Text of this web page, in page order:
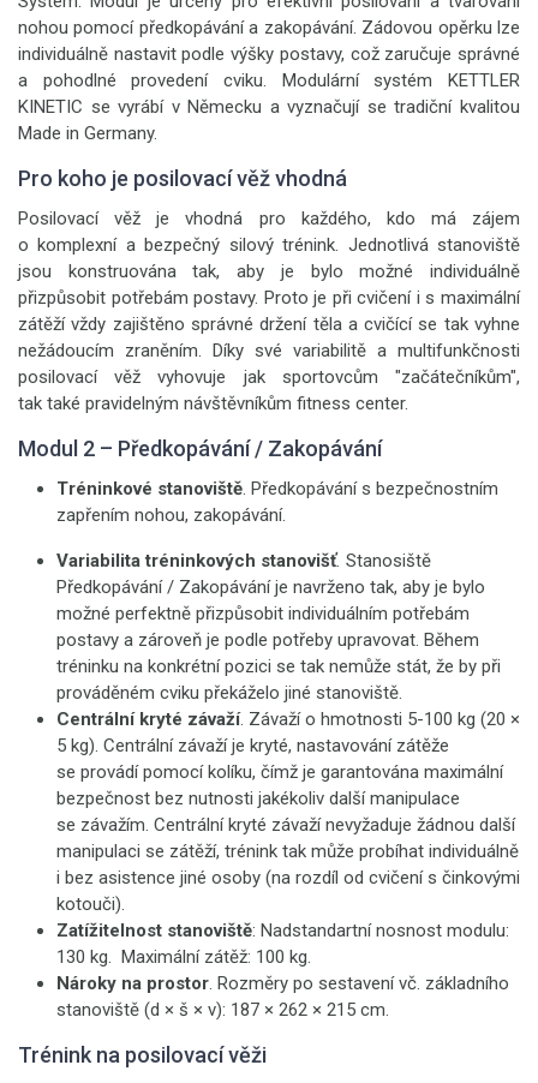
nohou pomocí předkopávání a zakopávání. Zádovou opěrku lze
individuálně nastavit podle výšky postavy, což zaručuje správné
a pohodlné provedení cviku. Modulární systém KETTLER
KINETIC se vyrábí v Německu a vyznačují se tradiční kvalitou
Made in Germany.
Pro koho je posilovací věž vhodná
Posilovací věž je vhodná pro každého, kdo má zájem
o komplexní a bezpečný silový trénink. Jednotlivá stanoviště
jsou konstruována tak, aby je bylo možné individuálně
přizpůsobit potřebám postavy. Proto je při cvičení i s maximální
zátěží vždy zajištěno správné držení těla a cvičící se tak vyhne
nežádoucím zraněním. Díky své variabilitě a multifunkčnosti
posilovací věž vyhovuje jak sportovcům "začátečníkům",
tak také pravidelným návštěvníkům fitness center.
Modul 2 – Předkopávání / Zakopávání
Tréninkové stanoviště. Předkopávání s bezpečnostním
zapřením nohou, zakopávání.
Variabilita tréninkových stanovišť. Stanosiště
Předkopávání / Zakopávání je navrženo tak, aby je bylo
možné perfektně přizpůsobit individuálním potřebám
postavy a zároveň je podle potřeby upravovat. Během
tréninku na konkrétní pozici se tak nemůže stát, že by při
prováděném cviku překáželo jiné stanoviště.
Centrální kryté závaží. Závaží o hmotnosti 5-100 kg (20 ×
5 kg). Centrální závaží je kryté, nastavování zátěže
se provádí pomocí kolíku, čímž je garantována maximální
bezpečnost bez nutnosti jakékoliv další manipulace
se závažím. Centrální kryté závaží nevyžaduje žádnou další
manipulaci se zátěží, trénink tak může probíhat individuálně
i bez asistence jiné osoby (na rozdíl od cvičení s činkovými
kotouči).
Zatížitelnost stanoviště: Nadstandartní nosnost modulu:
130 kg. Maximální zátěž: 100 kg.
Nároky na prostor. Rozměry po sestavení vč. základního
stanoviště (d × š × v): 187 × 262 × 215 cm.
Trénink na posilovací věži